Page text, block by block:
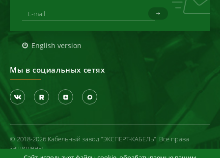
English version
Мы в социальных сетях
© 2018-2026 Кабельный завод "ЭКСПЕРТ-КАБЕЛЬ". Все права
защищены